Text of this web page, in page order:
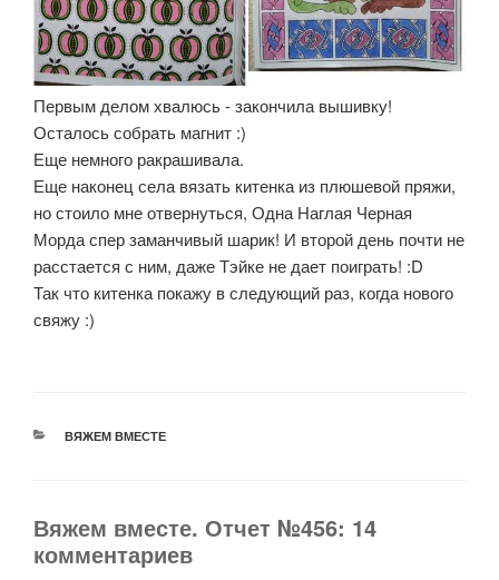
Первым делом хвалюсь - закончила вышивку!
Осталось собрать магнит :)
Еще немного ракрашивала.
Еще наконец села вязать китенка из плюшевой пряжи,
но стоило мне отвернуться, Одна Наглая Черная
Морда спер заманчивый шарик! И второй день почти не
расстается с ним, даже Тэйке не дает поиграть! :D
Так что китенка покажу в следующий раз, когда нового
свяжу :)
РУБРИКИ
ВЯЖЕМ ВМЕСТЕ
Вяжем вместе. Отчет №456: 14
комментариев